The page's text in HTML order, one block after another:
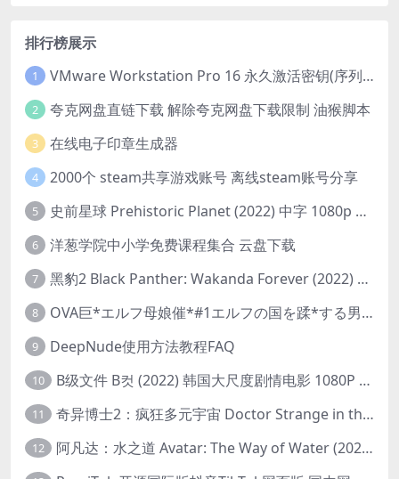
排行榜展示
1 VMware Workstation Pro 16 永久激活密钥(序列号)
2 夸克网盘直链下载 解除夸克网盘下载限制 油猴脚本
3 在线电子印章生成器
4 2000个 steam共享游戏账号 离线steam账号分享
5 史前星球 Prehistoric Planet (2022) 中字 1080p 高清 阿里云盘 2022.5.27已更新全集
6 洋葱学院中小学免费课程集合 云盘下载
7 黑豹2 Black Panther: Wakanda Forever (2022) 高清版
8 OVA巨*エルフ母娘催*#1エルフの国を蹂*する男。汚された女王と姫
9 DeepNude使用方法教程FAQ
10 B级文件 B컷 (2022) 韩国大尺度剧情电影 1080P 中字
11 奇异博士2：疯狂多元宇宙 Doctor Strange in the Multiverse of Madness (2022) 高清版1080p
12 阿凡达：水之道 Avatar: The Way of Water (2022) 1080p 2k 4k 中文字幕